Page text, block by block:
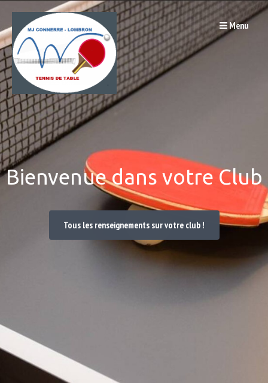
Passer
au
contenu
Menu
Bienvenue dans votre Club
Tous les renseignements sur votre club !